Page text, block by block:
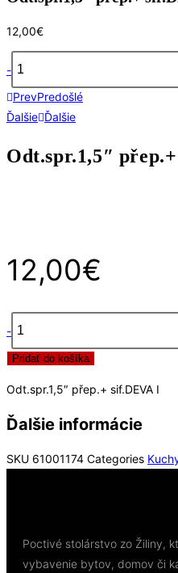
12,00€
množstvo
Odt.spr.1,5"
přep.+
I
-
PrevPredošlé
Ďalšie Ďalšie
Odt.spr.1,5″
12,00€
množstvo
Odt.spr.1,5"
sif.DEVA
I
-
Pridať do košíka
Odt.spr.1,5″ přep.+ sif.DEVA I
Ďalšie informácie
SKU 61001174 Categories
Poctivé stolárstvo zo Žiliny,
vybavenie bytov, domov či